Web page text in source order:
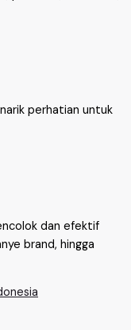
perhatian untuk
dan efektif
brand, hingga